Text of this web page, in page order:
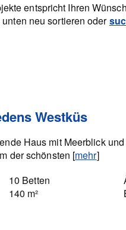
entspricht Ihren
neu sortieren oder
Westküs
Haus mit Meerblick
der schönsten [mehr]
10 Betten
140 m²